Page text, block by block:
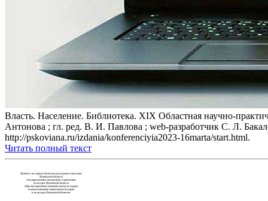
Власть. Население. Библиотека. XIX Областная научно-
Антонова ; гл. ред. В. И. Павлова ; web-разработчик С. Л.
http://pskoviana.ru/izdania/konferenciyia2023-16marta/start.html.
Читать полный текст